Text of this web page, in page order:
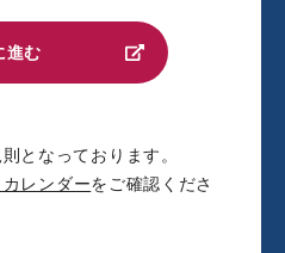
進む
となっております。
レンダーをご確認くださ